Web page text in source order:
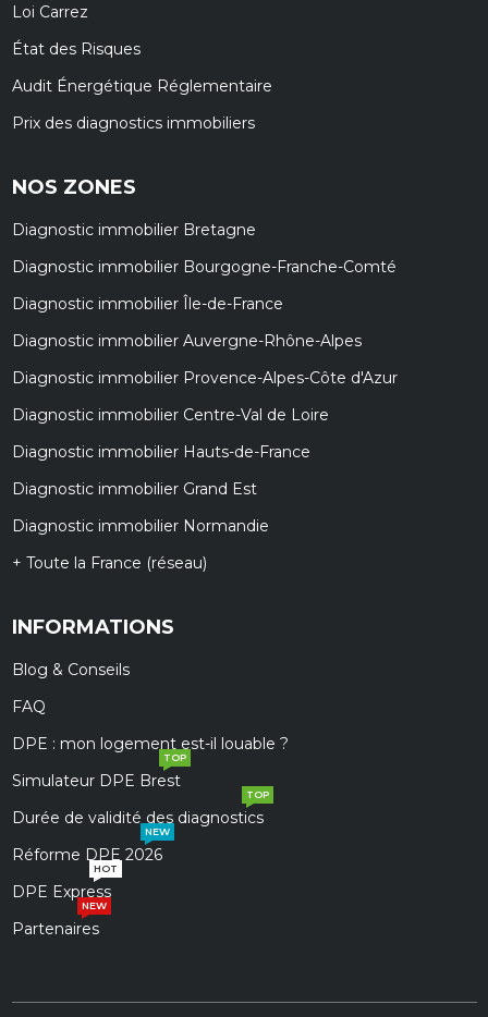
Loi Carrez
État des Risques
Audit Énergétique Réglementaire
Prix des diagnostics immobiliers
NOS ZONES
Diagnostic immobilier Bretagne
Diagnostic immobilier Bourgogne-Franche-Comté
Diagnostic immobilier Île-de-France
Diagnostic immobilier Auvergne-Rhône-Alpes
Diagnostic immobilier Provence-Alpes-Côte d'Azur
Diagnostic immobilier Centre-Val de Loire
Diagnostic immobilier Hauts-de-France
Diagnostic immobilier Grand Est
Diagnostic immobilier Normandie
+ Toute la France (réseau)
INFORMATIONS
Blog & Conseils
FAQ
DPE : mon logement est-il louable ?
Simulateur DPE Brest
TOP
Durée de validité des diagnostics
TOP
Réforme DPE 2026
NEW
DPE Express
HOT
Partenaires
NEW